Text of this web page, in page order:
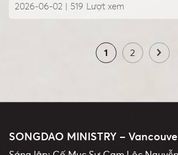
2026-06-02 | Lượt xem
519
1 2
SONGDAO MINISTRY –